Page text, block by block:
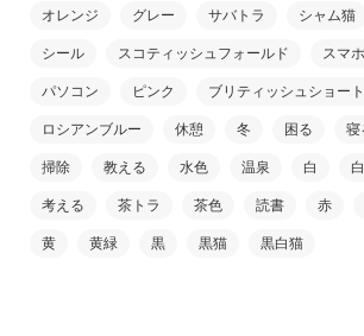
オレンジ グレー サバトラ シャム猫
シール スコティッシュフォールド スマホ
パソコン ピンク ブリティッシュショー
ロシアンブルー 休憩 冬 困る 寝
掃除 教える 水色 温泉 白
考える 茶トラ 茶色 読書 赤
黄 黄緑 黒 黒猫 黒白猫